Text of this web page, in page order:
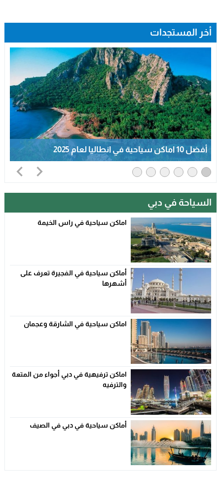
أخر المستجدات
أفضل 10 اماكن سياحية في انطاليا لعام 2025
السياحة في دبي
اماكن سياحية في راس الخيمة
أماكن سياحية في الفجيرة تعرف على
أشهرها
اماكن سياحية في الشارقة وعجمان
اماكن ترفيهية في دبي أجواء من المتعة
والترفيه
أماكن سياحية في دبي في الصيف